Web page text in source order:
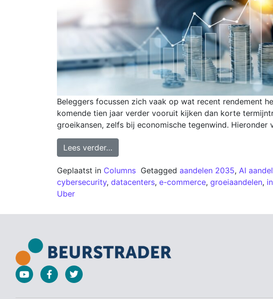
Beleggers focussen zich vaak op wat recent rendement
komende tien jaar verder vooruit kijken dan korte
groeikansen, zelfs bij economische tegenwind.
Lees verder…
Geplaatst in Columns Getagged aandelen 2035, AI
cybersecurity, datacenters, e-commerce, groeiaandelen,
Uber